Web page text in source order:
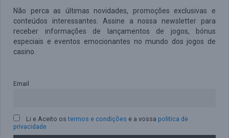
Não perca as últimas novidades, promoções exclusivas e
conteúdos interessantes. Assine a nossa newsletter para
receber informações de lançamentos de jogos, bónus
especiais e eventos emocionantes no mundo dos jogos de
casino.
Email
Li e Aceito ostermos e condições e a vossa politica de
privacidade